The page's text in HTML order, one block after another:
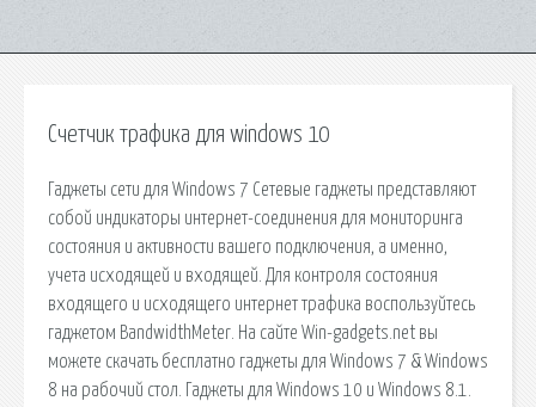
Счетчик трафика для windows 10
Гаджеты сети для Windows 7 Сетевые гаджеты представляют
собой индикаторы интернет-соединения для мониторинга
состояния и активности вашего подключения, а именно,
учета исходящей и входящей. Для контроля состояния
входящего и исходящего интернет трафика воспользуйтесь
гаджетом BandwidthMeter. На сайте Win-gadgets.net вы
можете скачать бесплатно гаджеты для Windows 7 & Windows
8 на рабочий стол. Гаджеты для Windows 10 и Windows 8.1.